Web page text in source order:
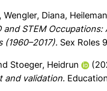
, Wengler, Diana,
and STEM
(1960–2017). Sex Roles
Stoeger, Heidrun
and validation.